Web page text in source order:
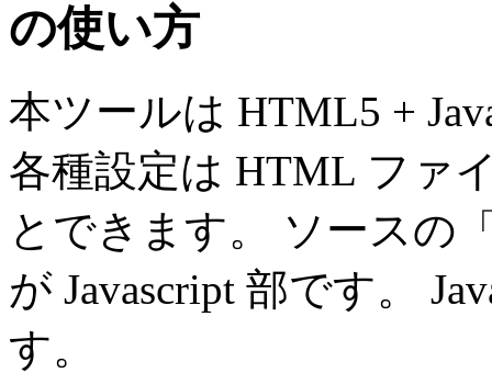
の使い方
本ツールは HTML5 +
各種設定は HTML ファ
とできます。 ソースの
が Javascript 部です。
す。